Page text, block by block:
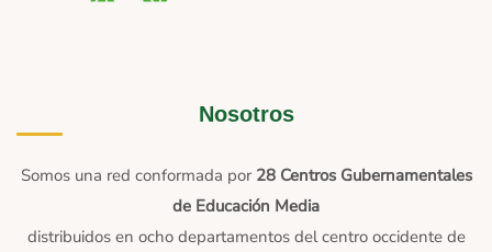
Nosotros
Somos una red conformada por 28 Centros Gubernamentales
de Educación Media
distribuidos en ocho departamentos del centro occidente de